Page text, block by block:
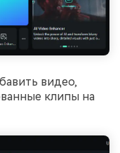
видео,
клипы на